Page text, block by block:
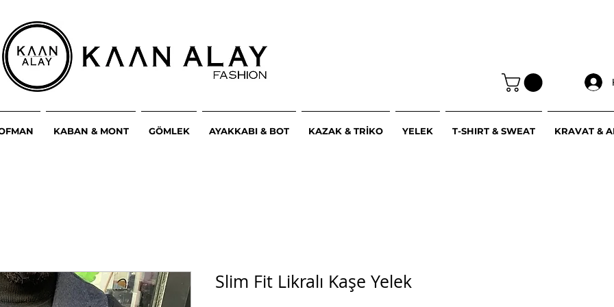
KABAN & MONT GÖMLEK AYAKKABI & BOT KAZAK & TRİKO YELEK T-SHIRT & SWEAT KRAVAT &
Slim Fit Likralı Kaşe Yelek